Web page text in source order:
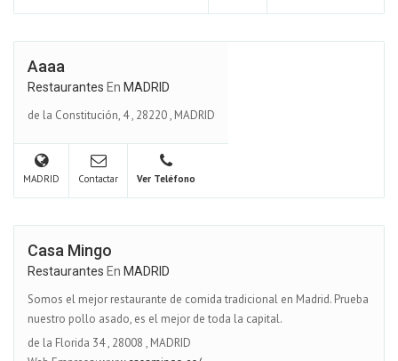
Aaaa
Restaurantes En MADRID
de la Constitución, 4, 28220, MADRID
MADRID Contactar Ver Teléfono
Casa Mingo
Restaurantes En MADRID
Somos el mejor restaurante de comida tradicional en Madrid. Prueba
nuestro pollo asado, es el mejor de toda la capital.
de la Florida 34, 28008 , MADRID